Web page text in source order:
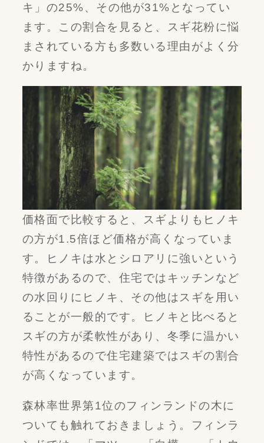
キ」の25%、その他が31%となってい
ます。この割合を見ると、スギ花粉に悩
まされている方も多数いる理由がよく分
かりますね。
価格面で比較すると、スギよりもヒノキ
の方が1.5倍ほど価格が高くなっていま
す。ヒノキは水とシロアリに強いという
特徴があるので、住宅ではキッチンなど
の水回りにヒノキ、その他はスギを用い
ることが一般的です。ヒノキと比べると
スギの方が柔軟性があり、冬季に温かい
特性があるので住宅建築ではスギの割合
が高くなっています。
森林率世界第1位のフィンランドの木に
ついても触れておきましょう。フィンラ